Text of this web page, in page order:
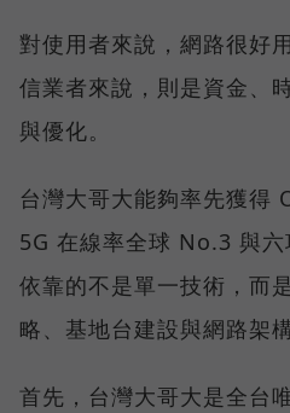
對使用者來說，網路很好
信業者來說，則是資金、
與優化。
台灣大哥大能夠率先獲得
5G 在線率全球 No.3 與
依靠的不是單一技術，而
略、基地台建設與網路架
首先，台灣大哥大是全台